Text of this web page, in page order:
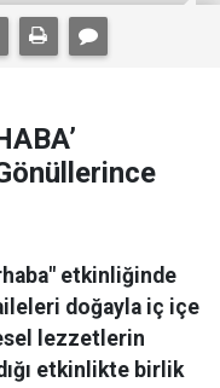
etkinliğinde
doğayla iç içe
lezzetlerin
etkinlikte birlik